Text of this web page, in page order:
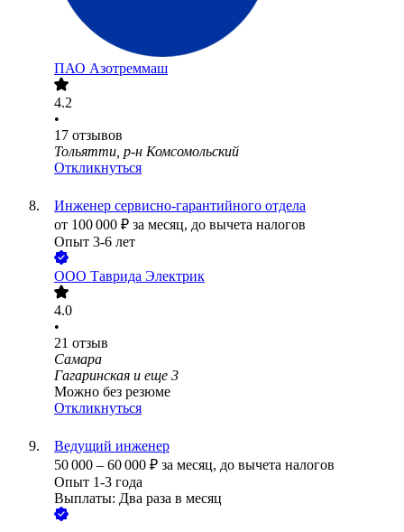
ПАО Азотреммаш
4.2
•
17 отзывов
Тольятти, р-н Комсомольский
Откликнуться
Инженер сервисно-гарантийного отдела
от 100 000 ₽ за месяц, до вычета налогов
Опыт 3-6 лет
ООО Таврида Электрик
4.0
•
21 отзыв
Самара
Гагаринская и еще 3
Можно без резюме
Откликнуться
Ведущий инженер
50 000 – 60 000 ₽ за месяц, до вычета налогов
Опыт 1-3 года
Выплаты: Два раза в месяц